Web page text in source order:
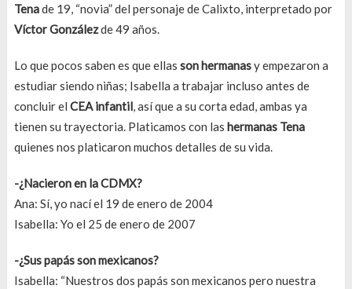
Tenade 19, “novia” del personaje de Calixto, interpretado por
Víctor Gonzálezde 49 años.
Lo que pocos saben es que ellas son hermanasy empezaron a
estudiar siendo niñas; Isabella a trabajar incluso antes de
concluir el CEA infantil, así que a su corta edad, ambas ya
tienen su trayectoria. Platicamos con las hermanas Tena
quienes nos platicaron muchos detalles de su vida.
-¿Nacieron en la CDMX?
Ana: Sí, yo nací el 19 de enero de 2004
Isabella: Yo el 25 de enero de 2007
-¿Sus papás son mexicanos?
Isabella: “Nuestros dos papás son mexicanos pero nuestra